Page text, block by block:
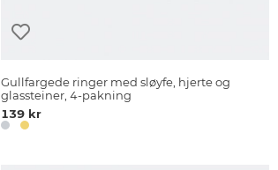
Gullfargede ringer med sløyfe, hjerte og
glassteiner, 4-pakning
139 kr